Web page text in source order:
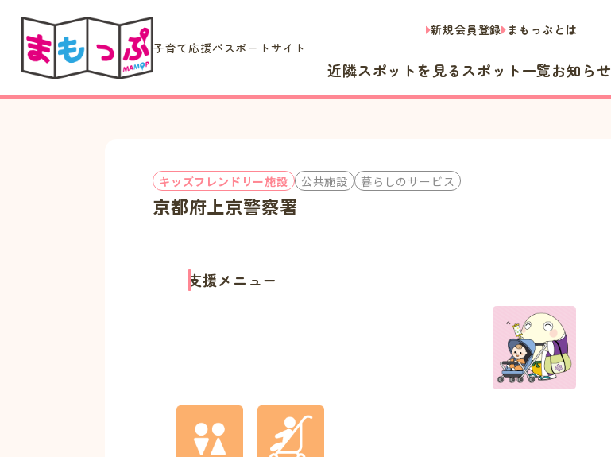
子育て応援パスポートサイト
新規会員登録 まもっぷとは
近隣スポットを見るスポット一覧お知らせ
キッズフレンドリー施設 公共施設 暮らしのサービス
京都府上京警察署
支援メニュー